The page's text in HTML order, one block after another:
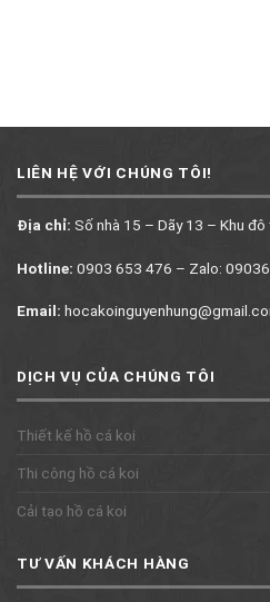
LIÊN HỆ VỚI CHÚNG TÔI!
Địa chỉ: Số nhà 15 – Dãy 13 – Khu
Hotline: 0903 653 476 – Zalo:
Email:
DỊCH VỤ CỦA CHÚNG TÔI
Thiết kế hồ cá koi
Thi công hồ cá koi
Cải tạo hồ cá koi
TƯ VẤN KHÁCH HÀNG